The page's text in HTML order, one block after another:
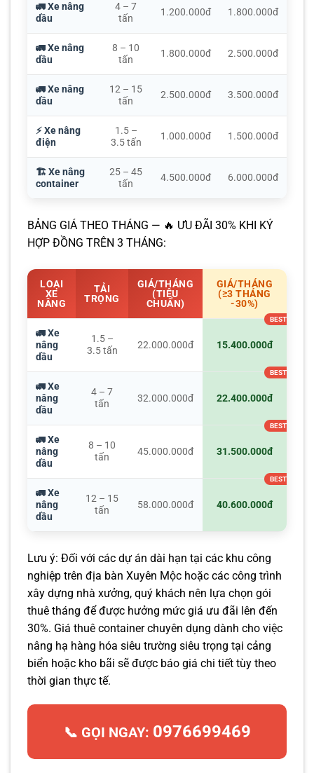
🚛 Xe nâng
dầu
4 – 7
tấn
1.200.000đ 1.800.000đ
🚛 Xe nâng
dầu
8 – 10
tấn
1.800.000đ 2.500.000đ
🚛 Xe nâng
dầu
12 – 15
tấn
2.500.000đ 3.500.000đ
⚡ Xe nâng
điện
1.5 –
3.5 tấn
1.000.000đ 1.500.000đ
🏗️ Xe nâng
container
25 – 45
tấn
4.500.000đ 6.000.000đ
BẢNG GIÁ THEO THÁNG — 🔥 ƯU ĐÃI 30% KHI KÝ
HỢP ĐỒNG TRÊN 3 THÁNG:
LOẠI
XE
NÂNG
TẢI
TRỌNG
GIÁ/THÁNG
(TIÊU
CHUẨN)
GIÁ/THÁNG
(≥3 THÁNG
-30%)
🚛 Xe
nâng
dầu
1.5 –
3.5 tấn
22.000.000đ 15.400.000đ
🚛 Xe
nâng
dầu
4 – 7
tấn
32.000.000đ 22.400.000đ
🚛 Xe
nâng
dầu
8 – 10
tấn
45.000.000đ 31.500.000đ
🚛 Xe
nâng
dầu
12 – 15
tấn
58.000.000đ 40.600.000đ
Lưu ý: Đối với các dự án dài hạn tại các khu công
nghiệp trên địa bàn Xuyên Mộc hoặc các công trình
xây dựng nhà xưởng, quý khách nên lựa chọn gói
thuê tháng để được hưởng mức giá ưu đãi lên đến
30%. Giá thuê container chuyên dụng dành cho việc
nâng hạ hàng hóa siêu trường siêu trọng tại cảng
biển hoặc kho bãi sẽ được báo giá chi tiết tùy theo
thời gian thực tế.
📞 GỌI NGAY: 0976699469